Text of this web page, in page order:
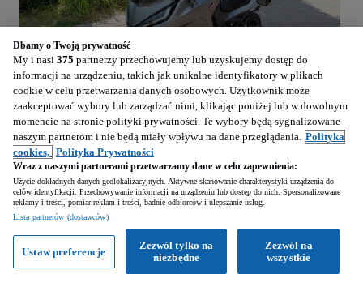
1/6
Honda NT
1100 cm3 • 1100 2022
Benzyna
1100 cm3
25 900 PLN
Dbamy o Twoją prywatność
My i nasi 375 partnerzy przechowujemy lub uzyskujemy dostęp do
informacji na urządzeniu, takich jak unikalne identyfikatory w plikach
cookie w celu przetwarzania danych osobowych. Użytkownik może
zaakceptować wybory lub zarządzać nimi, klikając poniżej lub w dowolnym
momencie na stronie polityki prywatności. Te wybory będą sygnalizowane
naszym partnerom i nie będą miały wpływu na dane przeglądania. Polityka
cookies, Polityka Prywatności
Wraz z naszymi partnerami przetwarzamy dane w celu zapewnienia:
Użycie dokładnych danych geolokalizacyjnych. Aktywne skanowanie charakterystyki urządzenia do
celów identyfikacji. Przechowywanie informacji na urządzeniu lub dostęp do nich. Spersonalizowane
reklamy i treści, pomiar reklam i treści, badnie odbiorców i ulepszanie usług.
Lista partnerów (dostawców)
Zezwól na
wszystkie
Zezwól tylko na
niezbędne
Ustaw preferencje